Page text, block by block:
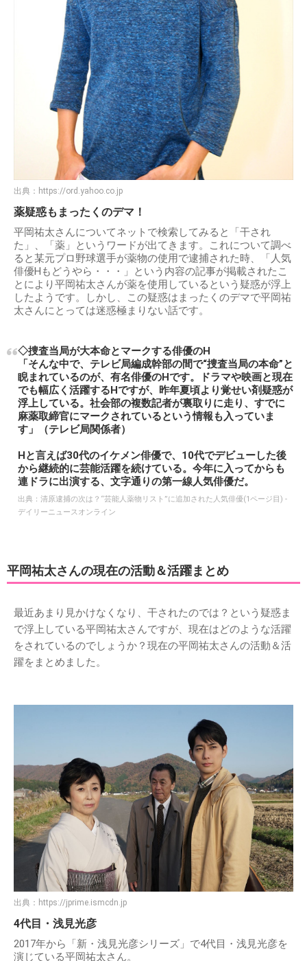
出典： https://ord.yahoo.co.jp
薬疑惑もまったくのデマ！
平岡祐太さんについてネットで検索してみると「干され
た」、「薬」というワードが出てきます。これについて調べ
ると某元プロ野球選手が薬物の使用で逮捕された時、「人気
俳優Hもどうやら・・・」という内容の記事が掲載されたこ
とにより平岡祐太さんが薬を使用しているという疑惑が浮上
したようです。しかし、この疑惑はまったくのデマで平岡祐
太さんにとっては迷惑極まりない話です。
◇捜査当局が大本命とマークする俳優のH
「そんな中で、テレビ局編成幹部の間で“捜査当局の本命”と
睨まれているのが、有名俳優のHです。ドラマや映画と現在
でも幅広く活躍するHですが、昨年夏頃より覚せい剤疑惑が
浮上している。社会部の複数記者が裏取りに走り、すでに
麻薬取締官にマークされているという情報も入っていま
す」（テレビ局関係者）
Hと言えば30代のイケメン俳優で、10代でデビューした後
から継続的に芸能活躍を続けている。今年に入ってからも
連ドラに出演する、文字通りの第一線人気俳優だ。
出典： 清原逮捕の次は？“芸能人薬物リスト”に追加された人気俳優(1ページ目) -
デイリーニュースオンライン
平岡祐太さんの現在の活動＆活躍まとめ
最近あまり見かけなくなり、干されたのでは？という疑惑ま
で浮上している平岡祐太さんですが、現在はどのような活躍
をされているのでしょうか？現在の平岡祐太さんの活動＆活
躍をまとめました。
出典： https://jprime.ismcdn.jp
4代目・浅見光彦
2017年から「新・浅見光彦シリーズ」で4代目・浅見光彦を
演じている平岡祐太さん。